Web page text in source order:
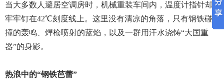
当大多数人避居空调房时，机械重装车间内，温度计指针却
牢牢钉在42℃刻度线上。这里没有清凉的角落，只有钢铁碰
撞的轰鸣、焊枪喷射的蓝焰，以及一群用汗水浇铸“大国重
器”的身影。
热浪中的“钢铁芭蕾”